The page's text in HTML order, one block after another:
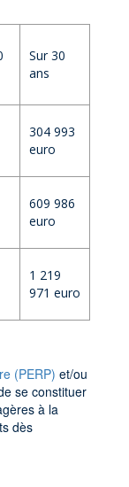
Sur 30
ans
304 993
euro
609 986
euro
1 219
971 euro
(PERP) et/ou
se constituer
à la
dès